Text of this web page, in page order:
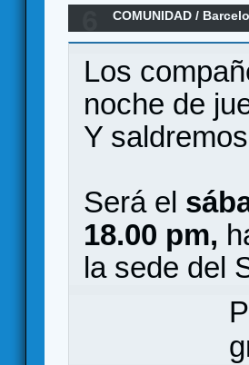
COMUNIDAD /
Los
noche de
Y
Será el
18.00 pm,
la sede del